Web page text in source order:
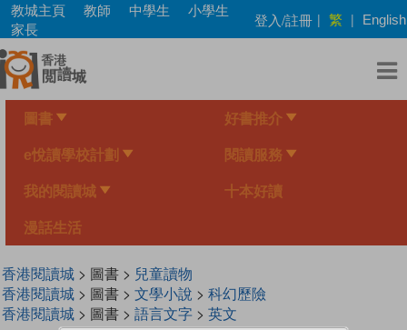
Skip
main
content
教城主頁 教師 中學生
小學生
家長
登入/註冊 | 繁 | English
圖書 好書推介
e悅讀學校計劃 閱讀服務
我的閱讀城 十本好讀
漫話生活
香港閱讀城> 圖書 > 兒童讀物
香港閱讀城> 圖書 > 文學小說 > 科幻歷險
香港閱讀城> 圖書 > 語言文字> 英文